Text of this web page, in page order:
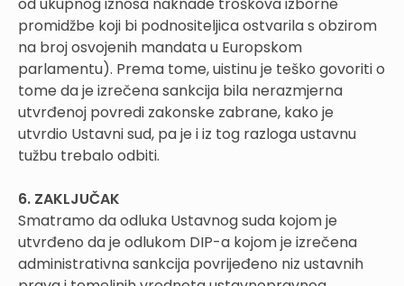
promidžbe koji bi podnositeljica ostvarila s obzirom
na broj osvojenih mandata u Europskom
parlamentu). Prema tome, uistinu je teško govoriti o
tome da je izrečena sankcija bila nerazmjerna
utvrđenoj povredi zakonske zabrane, kako je
utvrdio Ustavni sud, pa je i iz tog razloga ustavnu
tužbu trebalo odbiti.
6. ZAKLJUČAK
Smatramo da odluka Ustavnog suda kojom je
utvrđeno da je odlukom DIP-a kojom je izrečena
administrativna sankcija povrijeđeno niz ustavnih